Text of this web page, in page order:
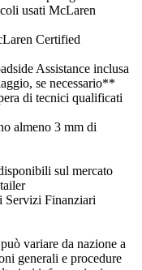
usati McLaren
Certified
Assistance inclusa
se necessario**
di tecnici qualificati
almeno 3 mm di
sul mercato
Servizi Finanziari
variare da nazione a
generali e procedure